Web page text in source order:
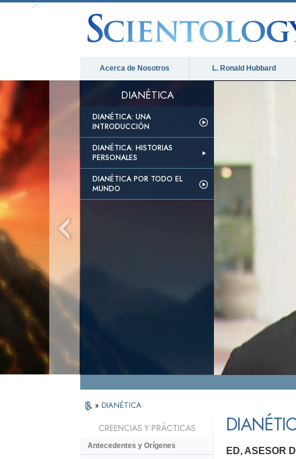
Acerca de Nosotros L. Ronald Hubbard
DIANÉTICA
DIANÉTICA: UNA
INTRODUCCIÓN
DIANÉTICA: HISTORIAS
PERSONALES
DIANÉTICA POR TODO EL
MUNDO
» DIANÉTICA
ED, ASESOR
CREENCIAS Y PRÁCTICAS
Antecedentes y Orígenes